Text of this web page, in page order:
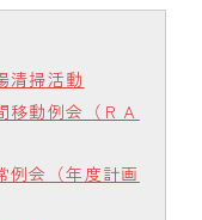
清掃活動
移動例会（ＲＡ
例会（年度計画